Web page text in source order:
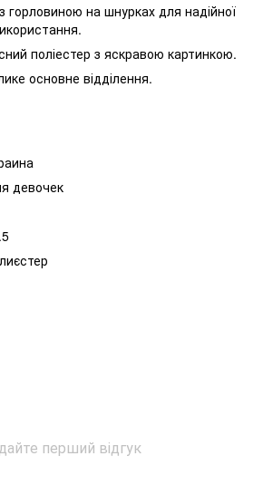
горловиною на шнурках для надійної
поліестер з яскравою картинкою.
основне відділення.
девочек
перший відгук